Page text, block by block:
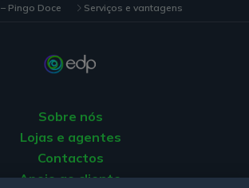
Pingo Doce
Serviços e vantagens
Sobre nós
Lojas e agentes
Contactos
Apoio ao cliente